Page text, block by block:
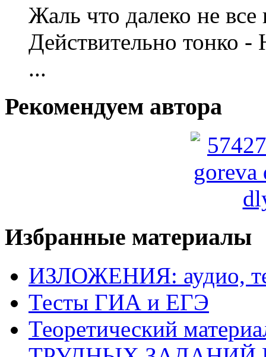
Жаль что далеко не
Действительно тонко
...
Рекомендуем автора
Избранные материалы
ИЗЛОЖЕНИЯ: аудио,
Тесты ГИА и ЕГЭ
Теоретический